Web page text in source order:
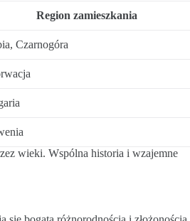
Region zamieszkania
Czarnogóra
wieki. Wspólna historia i wzajemne